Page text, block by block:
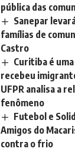
pública das
Sanepar
famílias de
Castro
Curitiba é
recebeu
UFPR analisa a
fenômeno
Futebol e
Amigos do
contra o frio